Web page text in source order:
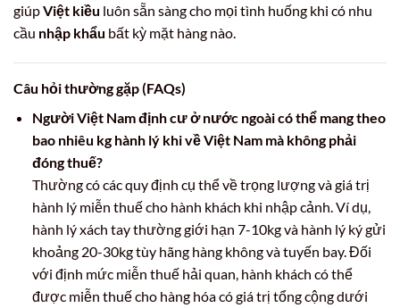
giúpViệt kiều luôn sẵn sàng cho mọi tình huống khi có nhu
cầu nhập khẩu bất kỳ mặt hàng nào.
Câu hỏi thường gặp (FAQs)
Người Việt Nam định cư ở nước ngoài có thể mang theo
bao nhiêu kg hành lý khi về Việt Nam mà không phải
đóng thuế?
Thường có các quy định cụ thể về trọng lượng và giá trị
hành lý miễn thuế cho hành khách khi nhập cảnh. Ví dụ,
hành lý xách tay thường giới hạn 7-10kg và hành lý ký gửi
khoảng 20-30kg tùy hãng hàng không và tuyến bay. Đối
với định mức miễn thuế hải quan, hành khách có thể
được miễn thuế cho hàng hóa có giá trị tổng cộng dưới